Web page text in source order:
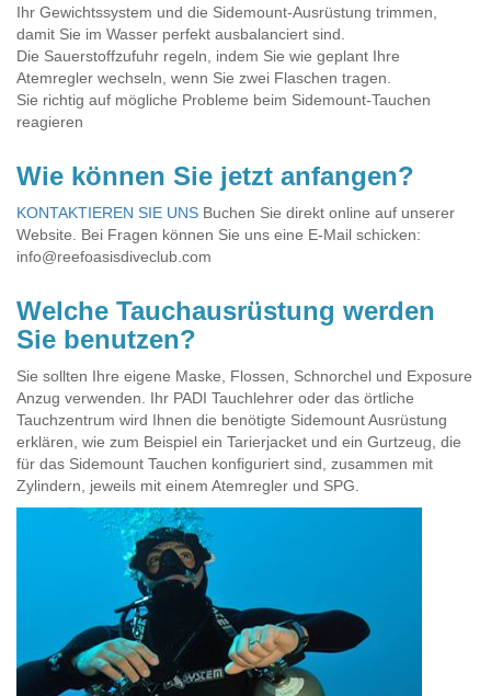
Ihr Gewichtssystem und die Sidemount-Ausrüstung trimmen,
damit Sie im Wasser perfekt ausbalanciert sind.
Die Sauerstoffzufuhr regeln, indem Sie wie geplant Ihre
Atemregler wechseln, wenn Sie zwei Flaschen tragen.
Sie richtig auf mögliche Probleme beim Sidemount-Tauchen
reagieren
Wie können Sie jetzt anfangen?
KONTAKTIEREN SIE UNS Buchen Sie direkt online auf unserer
Website. Bei Fragen können Sie uns eine E-Mail schicken:
info@reefoasisdiveclub.com
Welche Tauchausrüstung werden
Sie benutzen?
Sie sollten Ihre eigene Maske, Flossen, Schnorchel und Exposure
Anzug verwenden. Ihr PADI Tauchlehrer oder das örtliche
Tauchzentrum wird Ihnen die benötigte Sidemount Ausrüstung
erklären, wie zum Beispiel ein Tarierjacket und ein Gurtzeug, die
für das Sidemount Tauchen konfiguriert sind, zusammen mit
Zylindern, jeweils mit einem Atemregler und SPG.